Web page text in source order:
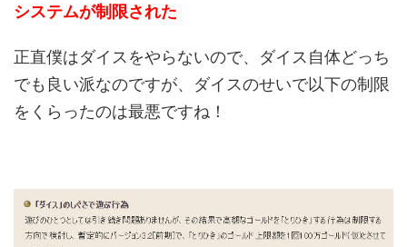
システムが制限された
正直僕はダイスをやらないので、ダイス自体どっち
でも良い派なのですが、ダイスのせいで以下の制限
をくらったのは最悪ですね！